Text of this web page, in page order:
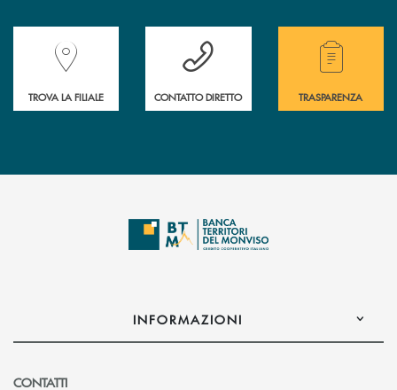
Accedi all' elenco completo delle filiali della Banca.
TROVA LA FILIALE
Hai bisogno di assistenza immediata?
CONTATTO DIRETTO
Hai bisogno di
TRASPARENZA
INFORMAZIONI
CONTATTI